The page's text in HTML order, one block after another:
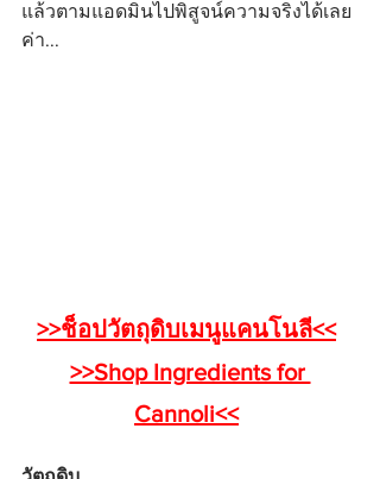
แล้วตามแอดมินไปพิสูจน์ความจริงได้เลย
ค่า...
>>ช็อปวัตถุดิบเมนูแคนโนลี<<
>>Shop Ingredients for
Cannoli<<